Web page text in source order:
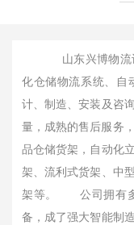
山东兴博物流
化仓储物流系统、自
计、制造、安装及咨
量，成熟的售后服
品仓储货架，自动化
架、流利式货架、中
架等。 公司拥有多
备，成了强大智能制